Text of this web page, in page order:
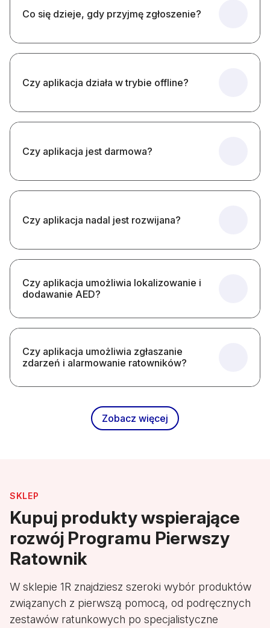
Co się dzieje, gdy przyjmę zgłoszenie?
Czy aplikacja działa w trybie offline?
Czy aplikacja jest darmowa?
Czy aplikacja nadal jest rozwijana?
Czy aplikacja umożliwia lokalizowanie i
dodawanie AED?
Czy aplikacja umożliwia zgłaszanie
zdarzeń i alarmowanie ratowników?
Zobacz więcej
SKLEP
Kupuj produkty wspierające
rozwój Programu Pierwszy
Ratownik
W sklepie 1R znajdziesz szeroki wybór produktów
związanych z pierwszą pomocą, od podręcznych
zestawów ratunkowych po specjalistyczne